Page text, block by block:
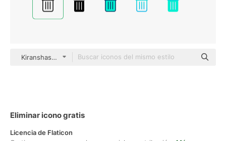
Kiranshastry Lineal
Eliminar icono gratis
Licencia de Flaticon